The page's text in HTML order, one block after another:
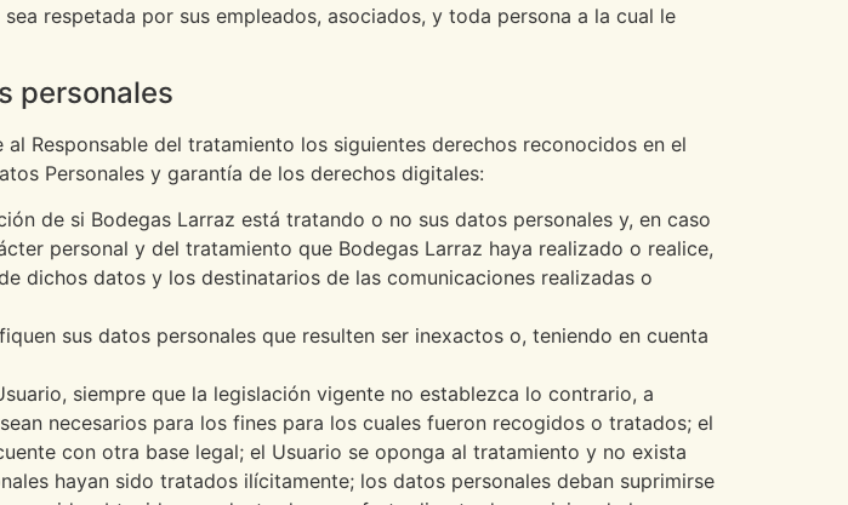
respetada por sus empleados, asociados, y toda persona a la cual le
personales
Responsable del tratamiento los siguientes derechos reconocidos en el
Personales y garantía de los derechos digitales:
de si Bodegas Larraz está tratando o no sus datos personales y, en caso
personal y del tratamiento que Bodegas Larraz haya realizado o realice,
dichos datos y los destinatarios de las comunicaciones realizadas o
sus datos personales que resulten ser inexactos o, teniendo en cuenta
siempre que la legislación vigente no establezca lo contrario, a
necesarios para los fines para los cuales fueron recogidos o tratados; el
con otra base legal; el Usuario se oponga al tratamiento y no exista
hayan sido tratados ilícitamente; los datos personales deban suprimirse